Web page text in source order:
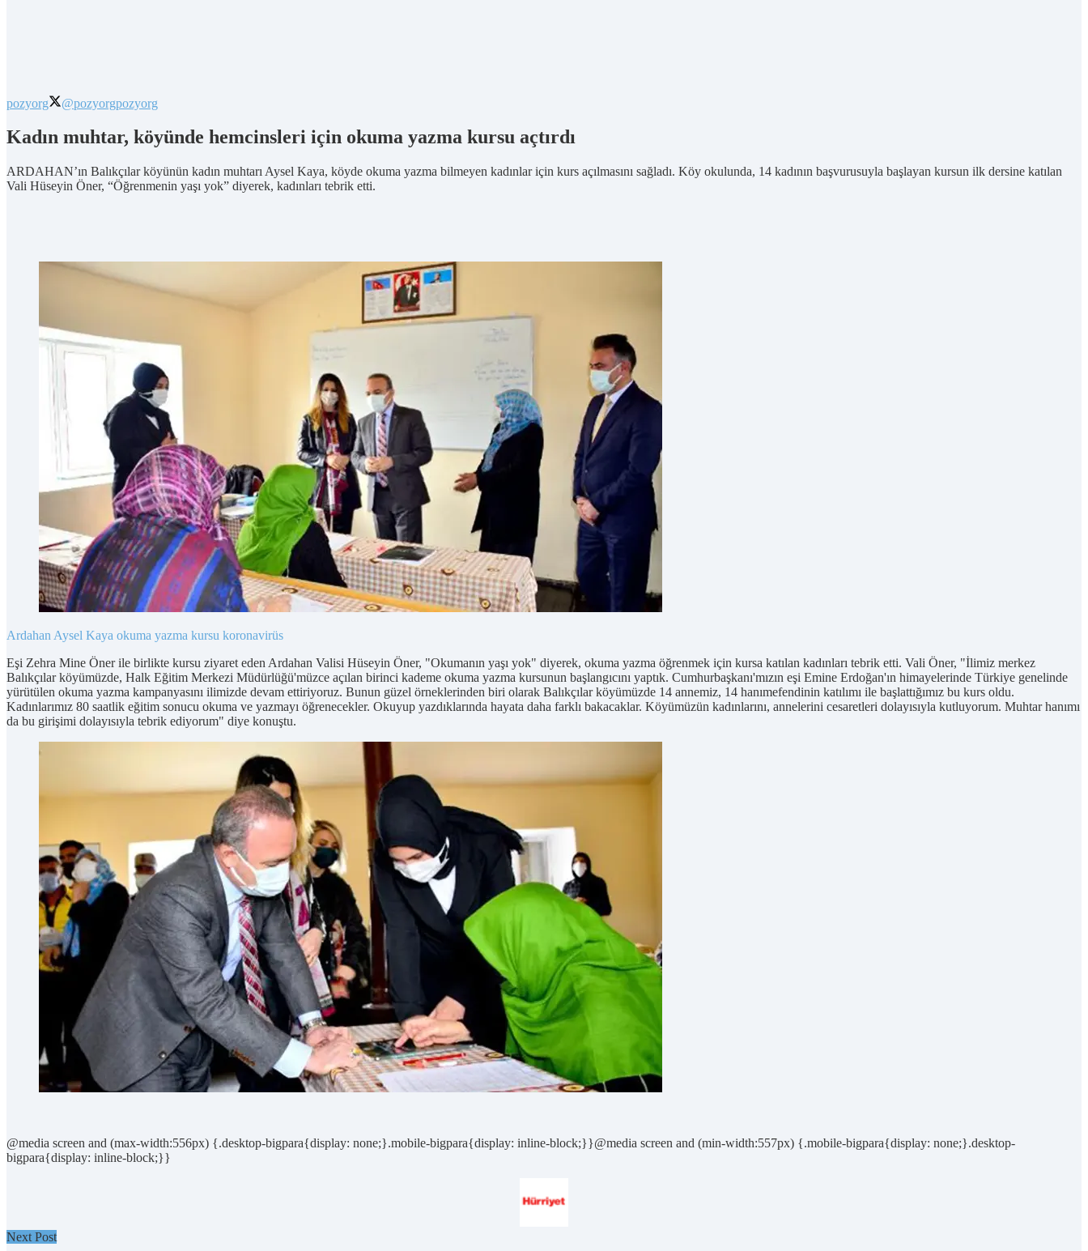
pozyorg @pozyorgpozyorg
Kadın muhtar, köyünde hemcinsleri için okuma yazma kursu açtırdı
ARDAHAN’ın Balıkçılar köyünün kadın muhtarı Aysel Kaya, köyde okuma yazma bilmeyen kadınlar için kurs açılmasını sağladı. Köy okulunda, 14 kadının başvurusuyla başlayan kursun ilk dersine katılan
Vali Hüseyin Öner, “Öğrenmenin yaşı yok” diyerek, kadınları tebrik etti.
Ardahan Aysel Kaya okuma yazma kursu koronavirüs
Eşi Zehra Mine Öner ile birlikte kursu ziyaret eden Ardahan Valisi Hüseyin Öner, "Okumanın yaşı yok" diyerek, okuma yazma öğrenmek için kursa katılan kadınları tebrik etti. Vali Öner, "İlimiz merkez
Balıkçılar köyümüzde, Halk Eğitim Merkezi Müdürlüğü'müzce açılan birinci kademe okuma yazma kursunun başlangıcını yaptık. Cumhurbaşkanı'mızın eşi Emine Erdoğan'ın himayelerinde Türkiye genelinde
yürütülen okuma yazma kampanyasını ilimizde devam ettiriyoruz. Bunun güzel örneklerinden biri olarak Balıkçılar köyümüzde 14 annemiz, 14 hanımefendinin katılımı ile başlattığımız bu kurs oldu.
Kadınlarımız 80 saatlik eğitim sonucu okuma ve yazmayı öğrenecekler. Okuyup yazdıklarında hayata daha farklı bakacaklar. Köyümüzün kadınlarını, annelerini cesaretleri dolayısıyla kutluyorum. Muhtar hanımı
da bu girişimi dolayısıyla tebrik ediyorum" diye konuştu.
@media screen and (max-width:556px) {.desktop-bigpara{display: none;}.mobile-bigpara{display: inline-block;}}@media screen and (min-width:557px) {.mobile-bigpara{display: none;}.desktop-
bigpara{display: inline-block;}}
Next Post